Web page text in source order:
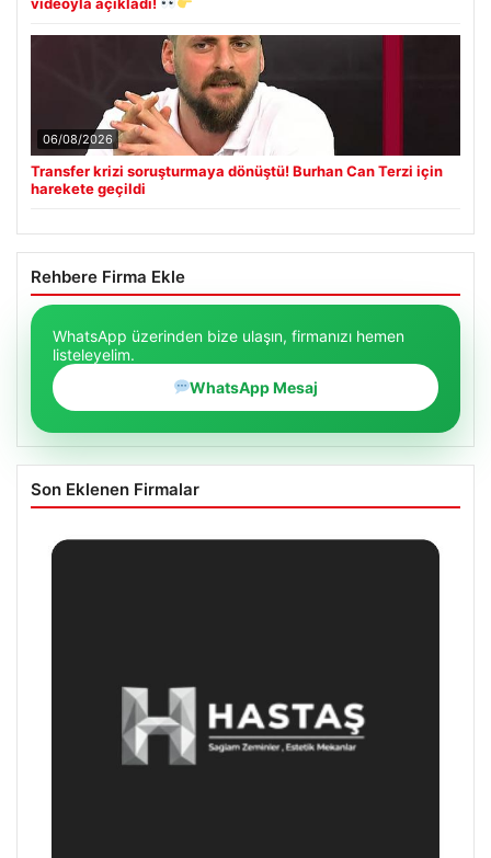
06/08/2026
Transfer krizi soruşturmaya dönüştü! Burhan Can Terzi için
harekete geçildi
Rehbere Firma Ekle
WhatsApp üzerinden bize ulaşın, firmanızı hemen
listeleyelim.
WhatsApp Mesaj
Son Eklenen Firmalar